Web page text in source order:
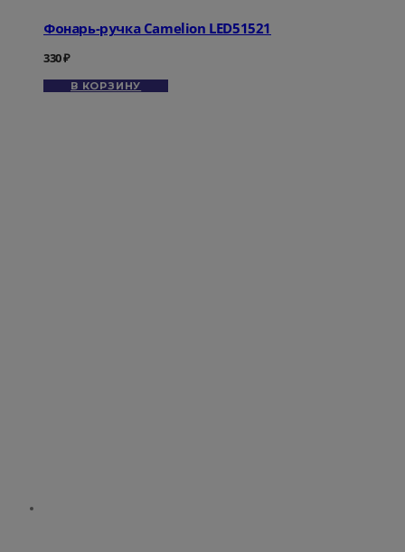
Фонарь-ручка Camelion LED51521
330₽
В КОРЗИНУ